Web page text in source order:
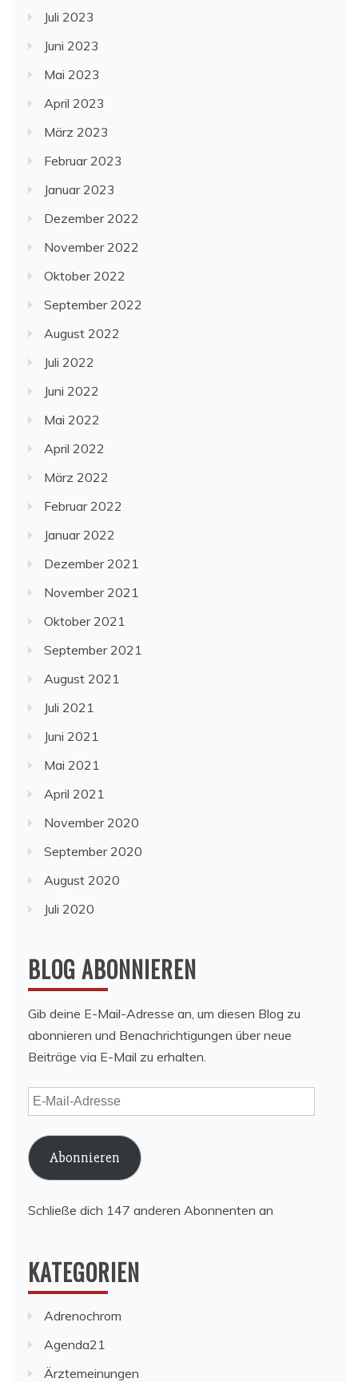
Juli 2023
Juni 2023
Mai 2023
April 2023
März 2023
Februar 2023
Januar 2023
Dezember 2022
November 2022
Oktober 2022
September 2022
August 2022
Juli 2022
Juni 2022
Mai 2022
April 2022
März 2022
Februar 2022
Januar 2022
Dezember 2021
November 2021
Oktober 2021
September 2021
August 2021
Juli 2021
Juni 2021
Mai 2021
April 2021
November 2020
September 2020
August 2020
Juli 2020
BLOG ABONNIEREN
Gib deine E-Mail-Adresse an, um diesen Blog zu
abonnieren und Benachrichtigungen über neue
Beiträge via E-Mail zu erhalten.
E-
Mail-
Adresse
Abonnieren
Schließe dich 147 anderen Abonnenten an
KATEGORIEN
Adrenochrom
Agenda21
Ärztemeinungen